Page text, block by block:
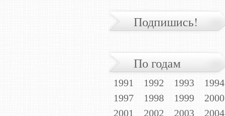
Подпишись!
По годам
1991 1992 1993
1994
1997
1998 1999
2000
2001
2002 2003
2004